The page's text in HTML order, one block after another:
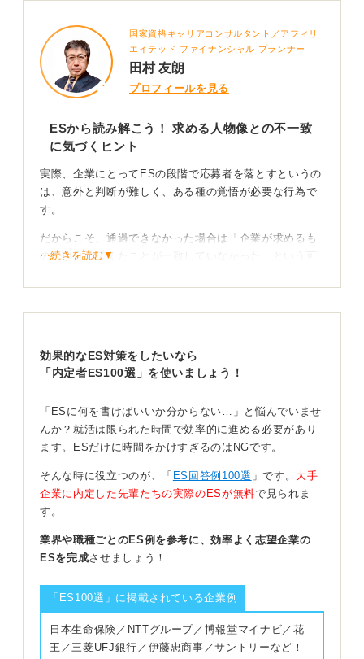
国家資格キャリアコンサルタント／アフィリ
エイテッド ファイナンシャル プランナー
田村 友朗
プロフィールを見る
ESから読み解こう！ 求める人物像との不一致
に気づくヒント
実際、企業にとってESの段階で応募者を落とすというの
は、意外と判断が難しく、ある種の覚悟が必要な行為で
す。
だからこそ、通過できなかった場合は「企業が求めるも
のと自分の伝えたことが一致していなかった」という可
読み取るヒントが得られる場合もあるのです。
ら回答を考えるようにすると、より深い自己表現につな
がります。
自己分析と不採用理由の深掘りで自己PRを深めよ
う！
また、エントリーシートは自分自身について書くもので
軸を持っておくことが求められます。
自己分析が難しいと感じたら、「自分ってどんな人？」
というテーマで、就活中の仲間と話し合ってみるのも良
⋯続きを読む▼
効果的なES対策をしたいなら
「内定者ES100選」を使いましょう！
「ESに何を書けばいいか分からない…」と悩んでいませ
んか？就活は限られた時間で効率的に進める必要があり
ます。ESだけに時間をかけすぎるのはNGです。
そんな時に役立つのが、「 ES回答例100選 」です。 大手
企業に内定した先輩たちの実際のESが無料で見られま
す。
業界や職種ごとのES例を参考に、効率よく志望企業の
ESを完成させましょう！
「ES100選」に掲載されている企業例
日本生命保険／NTTグループ／博報堂マイナビ／花
王／三菱UFJ銀行／伊藤忠商事／サントリーなど！